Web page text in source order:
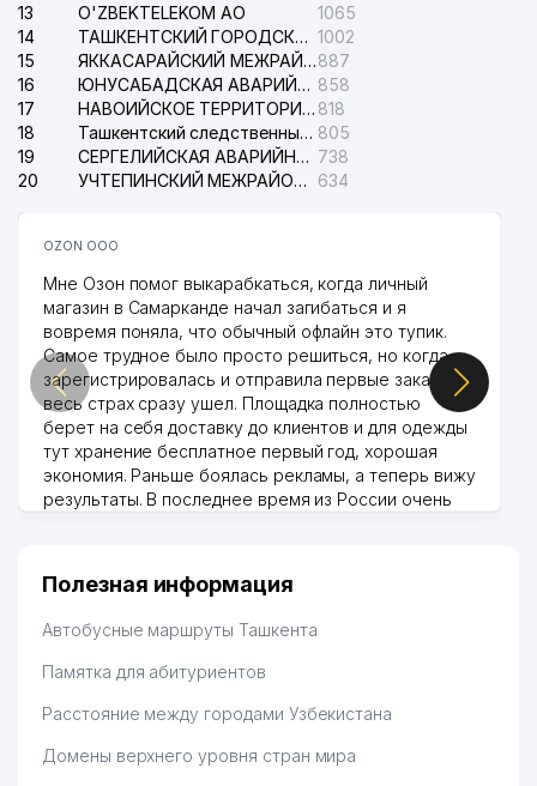
13
O'ZBEKTELEKOM АО
1065
14
ТАШКЕНТСКИЙ ГОРОДСКОЙ СУД ПО ГРАЖДАНСКИМ ДЕЛАМ 1002
15
ЯККАСАРАЙСКИЙ МЕЖРАЙОННЫЙ СУД ПО ГРАЖДАНСКИМ ДЕЛАМ887
16
ЮНУСАБАДСКАЯ АВАРИЙНАЯ СЛУЖБА ЭЛЕКТРОСЕТИ 858
17
НАВОИЙСКОЕ ТЕРРИТОРИАЛЬНОЕ ПРЕДПРИЯТИЕ ЭЛЕКТРОСЕТИ АО 818
18
Ташкентский следственный изолятор 805
19
СЕРГЕЛИЙСКАЯ АВАРИЙНАЯ СЛУЖБА ЭЛЕКТРОСЕТИ 738
20
УЧТЕПИНСКИЙ МЕЖРАЙОННЫЙ СУД ПО ГРАЖДАНСКИМ ДЕЛАМ 634
OZON ООО
Мне Озон помог выкарабкаться, когда личный
магазин в Самарканде начал загибаться и я
вовремя поняла, что обычный офлайн это тупик.
Самое трудное было просто решиться, но когда
зарегистрировалась и отправила первые заказы,
весь страх сразу ушел. Площадка полностью
берет на себя доставку до клиентов и для одежды
тут хранение бесплатное первый год, хорошая
экономия. Раньше боялась рекламы, а теперь вижу
результаты. В последнее время из России очень
Hamida 03.08.2026 12:45:39
Полезная информация
Автобусные маршруты Ташкента
Памятка для абитуриентов
Расстояние между городами Узбекистана
Домены верхнего уровня стран мира